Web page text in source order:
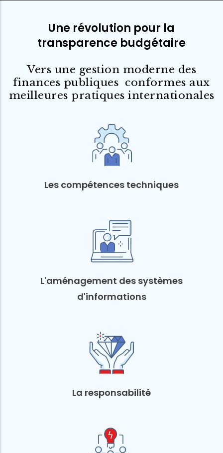
Une révolution pour la
transparence budgétaire
Vers une gestion moderne des
finances publiques conformes aux
meilleures pratiques internationales
Les compétences techniques
L'aménagement des systèmes
d'informations
La responsabilité